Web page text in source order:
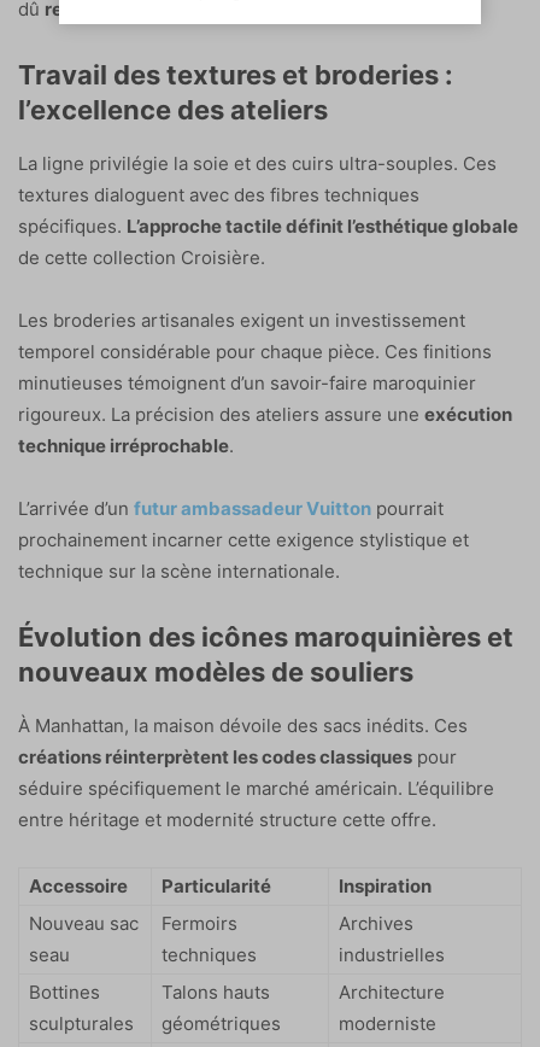
dû repousser les limites de la technique pure
Travail des textures et broderies :
l’excellence des ateliers
La ligne privilégie la soie et des cuirs ultra-souples. Ces
textures dialoguent avec des fibres techniques
spécifiques. L’approche tactile définit l’esthétique globale
de cette collection Croisière.
Les broderies artisanales exigent un investissement
temporel considérable pour chaque pièce. Ces finitions
minutieuses témoignent d’un savoir-faire maroquinier
rigoureux. La précision des ateliers assure une exécution
technique irréprochable.
L’arrivée d’un futur ambassadeur Vuitton pourrait
prochainement incarner cette exigence stylistique et
technique sur la scène internationale.
Évolution des icônes maroquinières et
nouveaux modèles de souliers
À Manhattan, la maison dévoile des sacs inédits. Ces
créations réinterprètent les codes classiques pour
séduire spécifiquement le marché américain. L’équilibre
entre héritage et modernité structure cette offre.
Accessoire Particularité
Inspiration
Nouveau sac
seau
Fermoirs
techniques
Archives
industrielles
Bottines
sculpturales
Talons hauts
géométriques
Architecture
moderniste